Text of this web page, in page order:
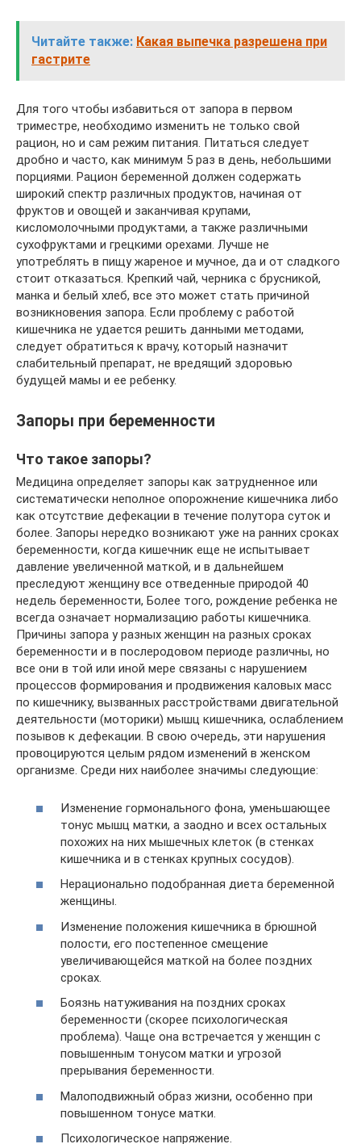
Читайте также: Какая выпечка разрешена при
гастрите
Для того чтобы избавиться от запора в первом
триместре, необходимо изменить не только свой
рацион, но и сам режим питания. Питаться следует
дробно и часто, как минимум 5 раз в день, небольшими
порциями. Рацион беременной должен содержать
широкий спектр различных продуктов, начиная от
фруктов и овощей и заканчивая крупами,
кисломолочными продуктами, а также различными
сухофруктами и грецкими орехами. Лучше не
употреблять в пищу жареное и мучное, да и от сладкого
стоит отказаться. Крепкий чай, черника с брусникой,
манка и белый хлеб, все это может стать причиной
возникновения запора. Если проблему с работой
кишечника не удается решить данными методами,
следует обратиться к врачу, который назначит
слабительный препарат, не вредящий здоровью
будущей мамы и ее ребенку.
Запоры при беременности
Что такое запоры?
Медицина определяет запоры как затрудненное или
систематически неполное опорожнение кишечника либо
как отсутствие дефекации в течение полутора суток и
более. Запоры нередко возникают уже на ранних сроках
беременности, когда кишечник еще не испытывает
давление увеличенной маткой, и в дальнейшем
преследуют женщину все отведенные природой 40
недель беременности, Более того, рождение ребенка не
всегда означает нормализацию работы кишечника.
Причины запора у разных женщин на разных сроках
беременности и в послеродовом периоде различны, но
все они в той или иной мере связаны с нарушением
процессов формирования и продвижения каловых масс
по кишечнику, вызванных расстройствами двигательной
деятельности (моторики) мышц кишечника, ослаблением
позывов к дефекации. В свою очередь, эти нарушения
провоцируются целым рядом изменений в женском
организме. Среди них наиболее значимы следующие:
Изменение гормонального фона, уменьшающее
тонус мышц матки, а заодно и всех остальных
похожих на них мышечных клеток (в стенках
кишечника и в стенках крупных сосудов).
Нерационально подобранная диета беременной
женщины.
Изменение положения кишечника в брюшной
полости, его постепенное смещение
увеличивающейся маткой на более поздних
сроках.
Боязнь натуживания на поздних сроках
беременности (скорее психологическая
проблема). Чаще она встречается у женщин с
повышенным тонусом матки и угрозой
прерывания беременности.
Малоподвижный образ жизни, особенно при
повышенном тонусе матки.
Психологическое напряжение.